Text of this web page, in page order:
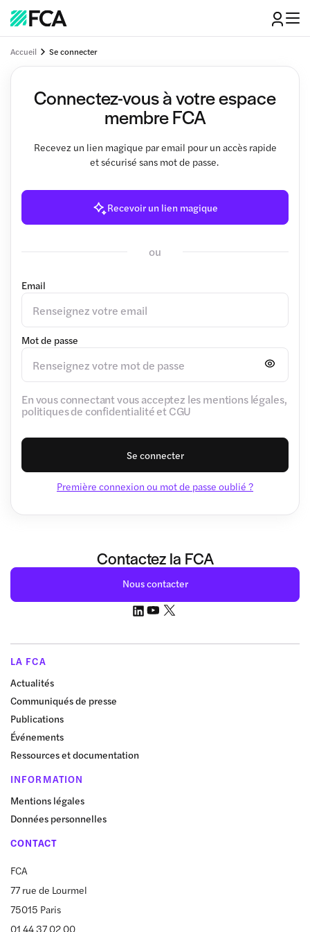
Accueil Se connecter
Connectez-vous à votre espace
membre FCA
Recevez un lien magique par email pour un accès rapide
et sécurisé sans mot de passe.
Recevoir un lien magique
ou
Email
Mot de passe
En vous connectant vous acceptez les mentions légales,
politiques de confidentialité et CGU
Se connecter
Première connexion ou mot de passe oublié ?
Contactez la FCA
Nous contacter
LA FCA
Actualités
Communiqués de presse
Publications
Événements
Ressources et documentation
INFORMATION
Mentions légales
Données personnelles
CONTACT
FCA
77 rue de Lourmel
75015 Paris
01 44 37 02 00